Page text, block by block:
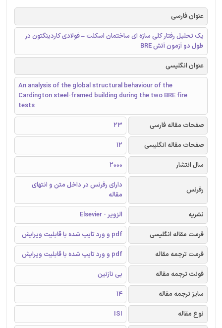
عنوان فارسی
یک تحلیل رفتار کلی سازه ای ساختمان اسکلت – فولادی کاردینگتون در
طول دو آزمون آتش BRE
عنوان انگلیسی
An analysis of the global structural behaviour of the
Cardington steel-framed building during the two BRE fire
tests
صفحات مقاله فارسی
23
صفحات مقاله انگلیسی
12
سال انتشار
2000
رفرنس
دارای رفرنس در داخل متن و انتهای
مقاله
نشریه
الزویر - Elsevier
فرمت مقاله انگلیسی
pdf و ورد تایپ شده با قابلیت ویرایش
فرمت ترجمه مقاله
pdf و ورد تایپ شده با قابلیت ویرایش
فونت ترجمه مقاله
بی نازنین
سایز ترجمه مقاله
14
نوع مقاله
ISI